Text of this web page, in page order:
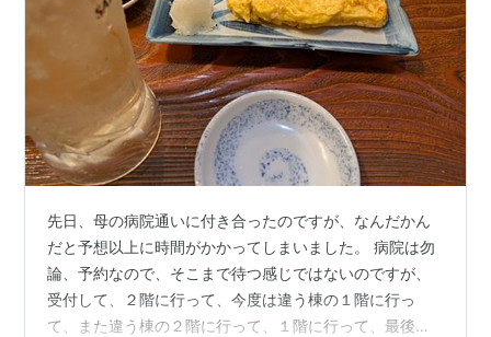
先日、母の病院通いに付き合ったのですが、なんだかん
だと予想以上に時間がかかってしまいました。 病院は勿
論、予約なので、そこまで待つ感じではないのですが、
受付して、２階に行って、今度は違う棟の１階に行っ
て、また違う棟の２階に行って、１階に行って、最後お